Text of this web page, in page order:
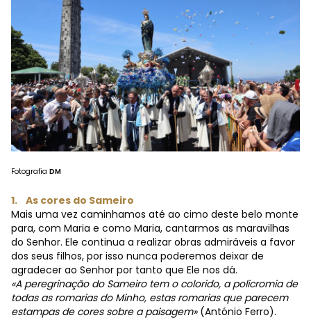
Fotografia DM
1. As cores do Sameiro
Mais uma vez caminhamos até ao cimo deste belo monte
para, com Maria e como Maria, cantarmos as maravilhas
do Senhor. Ele continua a realizar obras admiráveis a favor
dos seus filhos, por isso nunca poderemos deixar de
agradecer ao Senhor por tanto que Ele nos dá.
«A peregrinação do Sameiro tem o colorido, a policromia de
todas as romarias do Minho, estas romarias que parecem
estampas de cores sobre a paisagem»(António Ferro).